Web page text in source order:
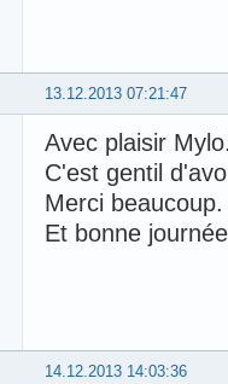
13.12.2013 07:21:47
Avec plaisir
C'est gentil
Merci
Et bonne
14.12.2013 14:03:36